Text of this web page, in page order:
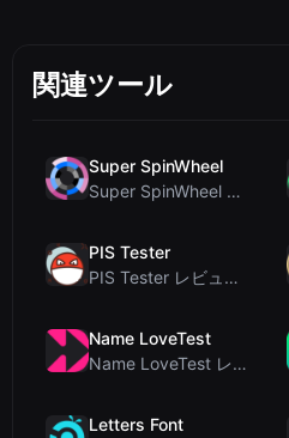
関連ツール
Super SpinWheel
Super SpinWheel レビュー：プライバシー最優先の無料ホイールスピナーでランダム抽選
PIS Tester
PIS Tester レビュー：偽の友達を暴く、AI完全排除の友情クイズ
Name LoveTest
Name LoveTest レビュー：プライバシー重視で画像を共有できる恋愛相性計算ツール
Letters Font